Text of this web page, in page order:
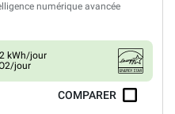
numérique avancée
kWh/jour
jour
COMPARER